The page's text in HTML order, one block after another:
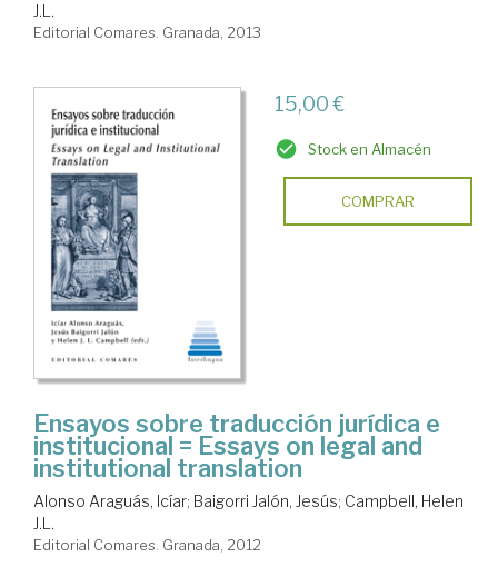
J.L.
Editorial Comares. Granada, 2013
15,00 €
Stock en Almacén
COMPRAR
Ensayos sobre traducción jurídica e
institucional = Essays on legal and
institutional translation
Alonso Araguás, Icíar; Baigorri Jalón, Jesús; Campbell, Helen
J.L.
Editorial Comares. Granada, 2012